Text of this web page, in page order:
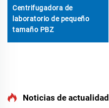
Centrifugadora de
laboratorio de pequeño
tamaño PBZ
Noticias de actualidad